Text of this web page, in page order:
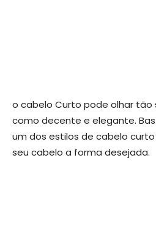
o cabelo Curto pode olhar tão
como decente e elegante.
um dos estilos de cabelo
seu cabelo a forma desejada.